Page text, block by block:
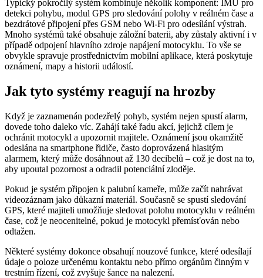
Typický pokročilý systém kombinuje několik komponent: IMU pro
detekci pohybu, modul GPS pro sledování polohy v reálném čase a
bezdrátové připojení přes GSM nebo Wi-Fi pro odesílání výstrah.
Mnoho systémů také obsahuje záložní baterii, aby zůstaly aktivní i v
případě odpojení hlavního zdroje napájení motocyklu. To vše se
obvykle spravuje prostřednictvím mobilní aplikace, která poskytuje
oznámení, mapy a historii událostí.
Jak tyto systémy reagují na hrozby
Když je zaznamenán podezřelý pohyb, systém nejen spustí alarm,
dovede toho daleko víc. Zahájí také řadu akcí, jejichž cílem je
ochránit motocykl a upozornit majitele. Oznámení jsou okamžitě
odeslána na smartphone řidiče, často doprovázená hlasitým
alarmem, který může dosáhnout až 130 decibelů – což je dost na to,
aby upoutal pozornost a odradil potenciální zloděje.
Pokud je systém připojen k palubní kameře, může začít nahrávat
videozáznam jako důkazní materiál. Současně se spustí sledování
GPS, které majiteli umožňuje sledovat polohu motocyklu v reálném
čase, což je neocenitelné, pokud je motocykl přemísťován nebo
odtažen.
Některé systémy dokonce obsahují nouzové funkce, které odesílají
údaje o poloze určenému kontaktu nebo přímo orgánům činným v
trestním řízení, což zvyšuje šance na nalezení.